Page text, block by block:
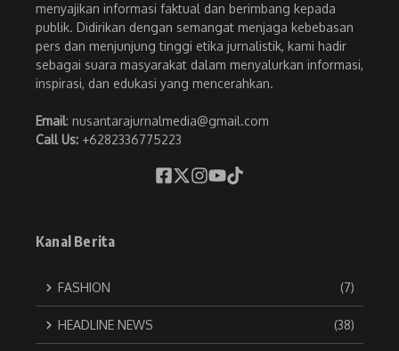
menyajikan informasi faktual dan berimbang kepada
publik. Didirikan dengan semangat menjaga kebebasan
pers dan menjunjung tinggi etika jurnalistik, kami hadir
sebagai suara masyarakat dalam menyalurkan informasi,
inspirasi, dan edukasi yang mencerahkan.
Email: nusantarajurnalmedia@gmail.com
Call Us: +6282336775223
Kanal Berita
FASHION (7)
HEADLINE NEWS (38)